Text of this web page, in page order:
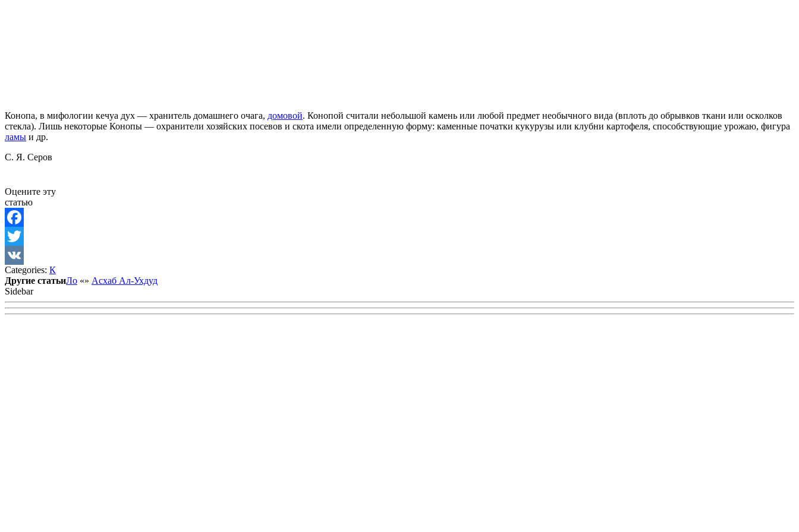
Конопа, в мифологии кечуа дух — хранитель домашнего очага, домовой. Конопой считали небольшой камень или любой предмет необычного вида (вплоть до обрывков ткани или осколков
стекла). Лишь некоторые Конопы — охранители хозяйских посевов и скота имели определенную форму: каменные початки кукурузы или клубни картофеля, способствующие урожаю, фигура
ламы и др.
С. Я. Серов
Оцените эту
статью
Facebook
Twitter
VK
Categories: К
Другие статьиЛо «» Асхаб Ал-Ухдуд
Sidebar